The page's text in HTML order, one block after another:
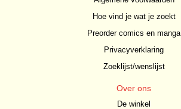
Hoe vind je wat je zoekt
Preorder comics en manga
Privacyverklaring
Zoeklijst/wenslijst
Over ons
De winkel